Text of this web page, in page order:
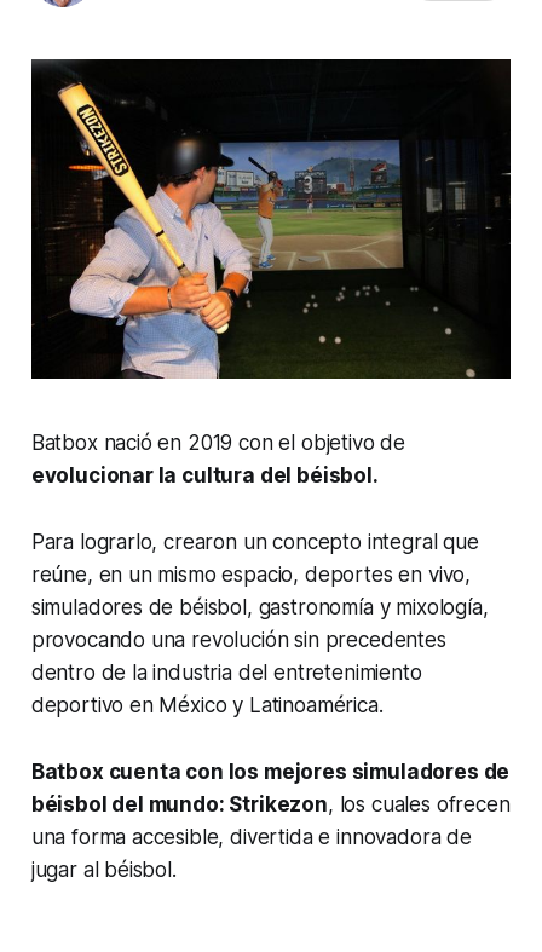
Batbox nació en 2019 con el objetivo de
evolucionar la cultura del béisbol.
Para lograrlo, crearon un concepto integral que
reúne, en un mismo espacio, deportes en vivo,
simuladores de béisbol, gastronomía y mixología,
provocando una revolución sin precedentes
dentro de la industria del entretenimiento
deportivo en México y Latinoamérica.
Batbox cuenta con los mejores simuladores de
béisbol del mundo: Strikezon, los cuales ofrecen
una forma accesible, divertida e innovadora de
jugar al béisbol.